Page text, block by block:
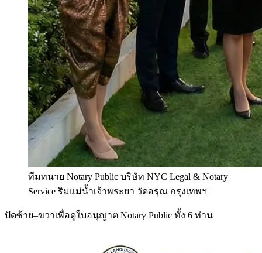
ทีมทนาย Notary Public บริษัท NYC Legal & Notary
Service ริมแม่น้ำเจ้าพระยา วัดอรุณ กรุงเทพฯ
ปัดซ้าย–ขวาเพื่อดูใบอนุญาต Notary Public ทั้ง 6 ท่าน